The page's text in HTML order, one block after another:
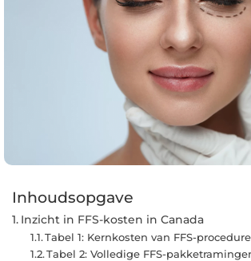
Inhoudsopgave
Inzicht in FFS-kosten in Canada
Tabel 1: Kernkosten van FFS-
Tabel 2: Volledige FFS-